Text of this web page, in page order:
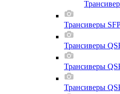
Трансиверы
Трансиверы
Трансиверы
Трансиверы